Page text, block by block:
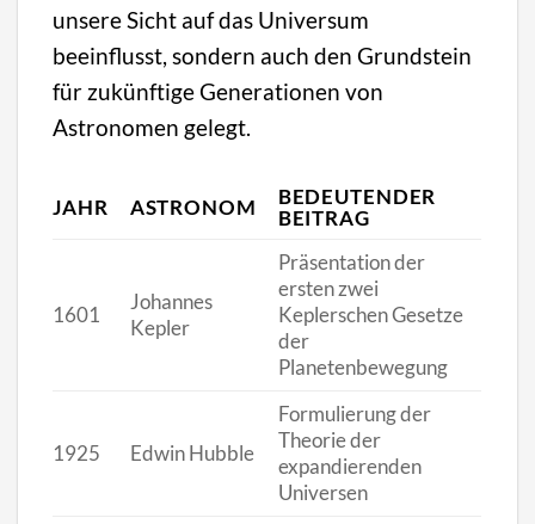
unsere Sicht auf das Universum
beeinflusst, sondern auch den Grundstein
für zukünftige Generationen von
Astronomen gelegt.
JAHR ASTRONOM
BEDEUTENDER
BEITRAG
1601
Johannes
Kepler
Präsentation der
ersten zwei
Keplerschen Gesetze
der
Planetenbewegung
1925 Edwin Hubble
Formulierung der
Theorie der
expandierenden
Universen